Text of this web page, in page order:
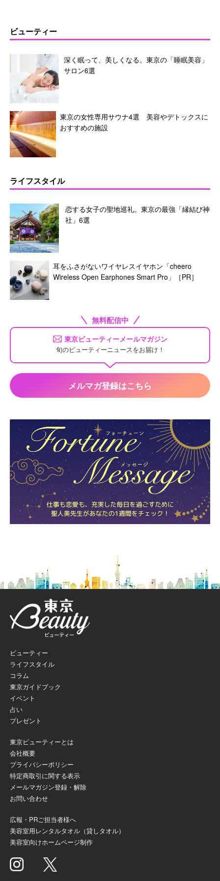
ビューティー
深く眠って、美しくなる。東京の「睡眠美容」
サロン6選
東京の女性専用サウナ4選 美容やデトックスに
おすすめの施設
ライフスタイル
恋する女子の聖地巡礼。東京の最強「縁結び神
社」6選
耳をふさがないワイヤレスイヤホン「cheero
Wireless Open Earphones Smart Pro」［PR］
無料配信中
東京ビューティーメールマガジン
旬のビューティーニュースをお届け！
メルマガ登録はこちら
ビューティー
ライフスタイル
コラム
東京ガイドブック
イベント
占い
プレゼント
東京ビューティーとは
会社概要
プライバシーポリシー
特定商取引に関する表示
メールマガジン登録・解除
お問い合わせ
広報・PRご担当者様へ
美容室用レンタルタオル（貸しタオル）
美容室向けホームページ制作